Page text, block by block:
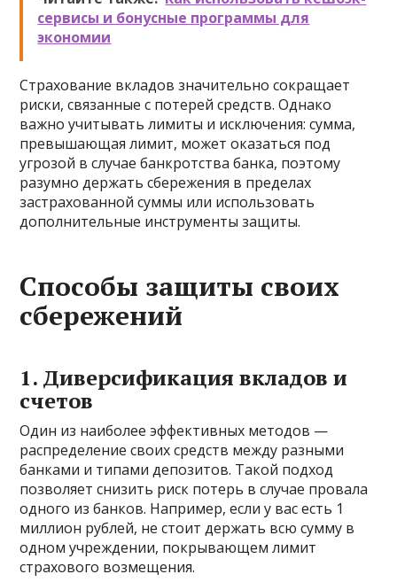
сервисы и бонусные программы для
экономии
Страхование вкладов значительно сокращает
риски, связанные с потерей средств. Однако
важно учитывать лимиты и исключения: сумма,
превышающая лимит, может оказаться под
угрозой в случае банкротства банка, поэтому
разумно держать сбережения в пределах
застрахованной суммы или использовать
дополнительные инструменты защиты.
Способы защиты своих
сбережений
1. Диверсификация вкладов и
счетов
Один из наиболее эффективных методов —
распределение своих средств между разными
банками и типами депозитов. Такой подход
позволяет снизить риск потерь в случае провала
одного из банков. Например, если у вас есть 1
миллион рублей, не стоит держать всю сумму в
одном учреждении, покрывающем лимит
страхового возмещения.